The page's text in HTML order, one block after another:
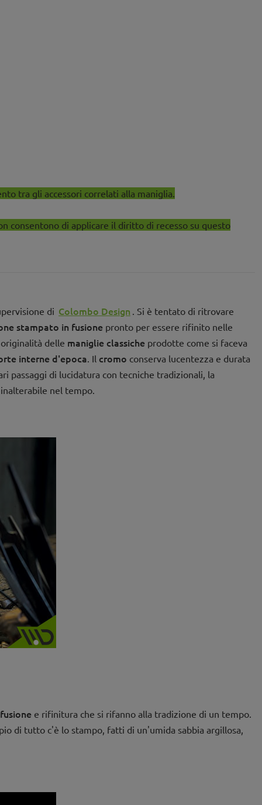
tra gli accessori correlati alla maniglia.
consentono di applicare il diritto di recesso su questo
di Colombo Design . Si è tentato di ritrovare
stampato in fusione pronto per essere rifinito nelle
delle maniglie classiche prodotte come si faceva
interne d'epoca . Il cromo conserva lucentezza e durata
passaggi di lucidatura con tecniche tradizionali, la
nel tempo.
fusione e rifinitura che si rifanno alla tradizione di un tempo.
di tutto c'è lo stampo, fatti di un'umida sabbia argillosa,